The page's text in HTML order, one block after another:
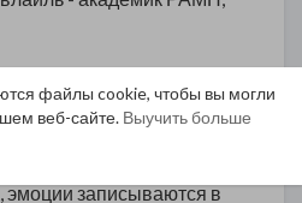
файлы cookie, чтобы вы могли
веб-сайте. Выучить больше
на планете:
память воды связывает
системы планеты.
эмоции записываются в